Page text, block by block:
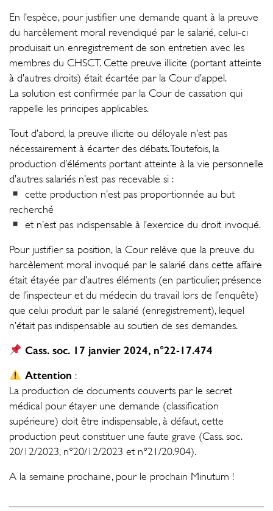
En l’espèce, pour justifier une demande quant à la preuve
du harcèlement moral revendiqué par le salarié, celui-ci
produisait un enregistrement de son entretien avec les
membres du CHSCT. Cette preuve illicite (portant atteinte
à d’autres droits) était écartée par la Cour d’appel.
La solution est confirmée par la Cour de cassation qui
rappelle les principes applicables.
Tout d’abord, la preuve illicite ou déloyale n’est pas
nécessairement à écarter des débats. Toutefois, la
production d’éléments portant atteinte à la vie personnelle
d’autres salariés n’est pas recevable si :
cette production n’est pas proportionnée au but
recherché
et n’est pas indispensable à l’exercice du droit invoqué.
Pour justifier sa position, la Cour relève que la preuve du
harcèlement moral invoqué par le salarié dans cette affaire
était étayée par d’autres éléments (en particulier, présence
de l’inspecteur et du médecin du travail lors de l’enquête)
que celui produit par le salarié (enregistrement), lequel
n’était pas indispensable au soutien de ses demandes.
Cass. soc. 17 janvier 2024, n°22-17.474
Attention :
La production de documents couverts par le secret
médical pour étayer une demande (classification
supérieure) doit être indispensable, à défaut, cette
production peut constituer une faute grave (Cass. soc.
20/12/2023, n°20/12/2023 et n°21/20.904).
A la semaine prochaine, pour le prochain Minutum !